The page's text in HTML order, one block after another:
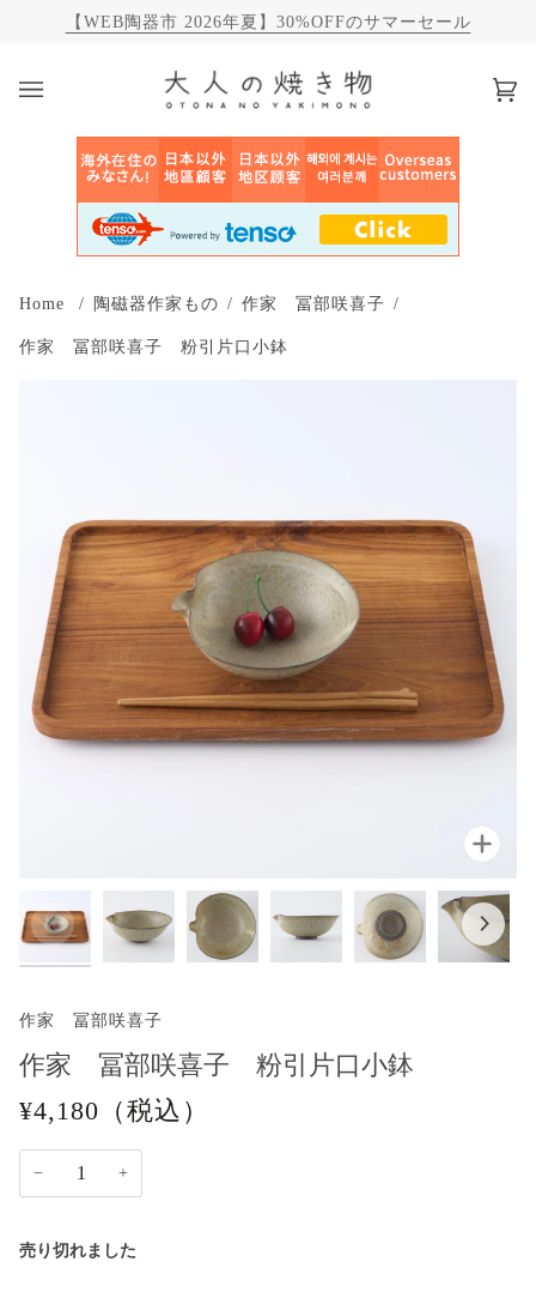
【WEB陶器市 2026年夏】30%OFFのサマーセール
カ
Home / 陶磁器作家もの / 作家 冨部咲喜子 /
作家 冨部咲喜子 粉引片口小鉢
作家 冨部咲喜子
作家 冨部咲喜子 粉引片口小鉢
¥4,180 （税込）
− +
売り切れました